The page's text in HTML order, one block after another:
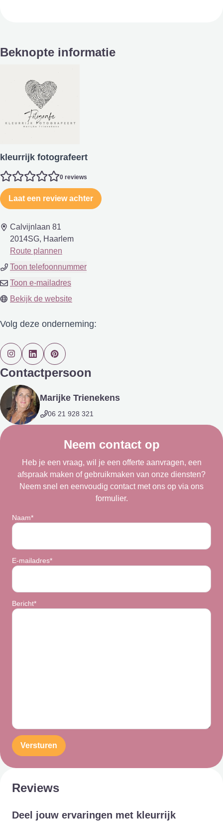
Beknopte informatie
kleurrijk fotografeert
0 reviews
Laat een review achter
Calvijnlaan 81
2014SG, Haarlem
Route plannen
Toon telefoonnummer
Toon e-mailadres
Bekijk de website
Volg deze onderneming:
Contactpersoon
Marijke Trienekens
06 21 928 321
Neem contact op
Heb je een vraag, wil je een offerte aanvragen, een
afspraak maken of gebruikmaken van onze diensten?
Neem snel en eenvoudig contact met ons op via ons
formulier.
Naam*
E-mailadres*
Bericht*
Versturen
Reviews
Deel jouw ervaringen met kleurrijk